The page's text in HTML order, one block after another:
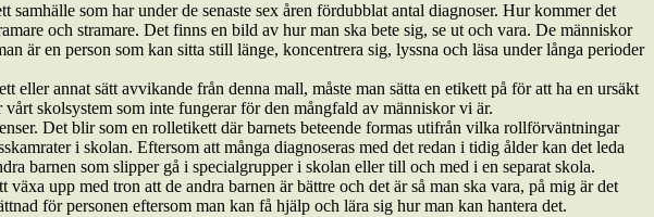
som har under de senaste sex åren fördubblat antal diagnoser. Hur kommer det
och stramare. Det finns en bild av hur man ska bete sig, se ut och vara. De människor
är en person som kan sitta still länge, koncentrera sig, lyssna och läsa under långa perioder
eller annat sätt avvikande från denna mall, måste man sätta en etikett på för att ha en ursäkt
skolsystem som inte fungerar för den mångfald av människor vi är.
Det blir som en rolletikett där barnets beteende formas utifrån vilka rollförväntningar
i skolan. Eftersom att många diagnoseras med det redan i tidig ålder kan det leda
barnen som slipper gå i specialgrupper i skolan eller till och med i en separat skola.
upp med tron att de andra barnen är bättre och det är så man ska vara, på mig är det
för personen eftersom man kan få hjälp och lära sig hur man kan hantera det.